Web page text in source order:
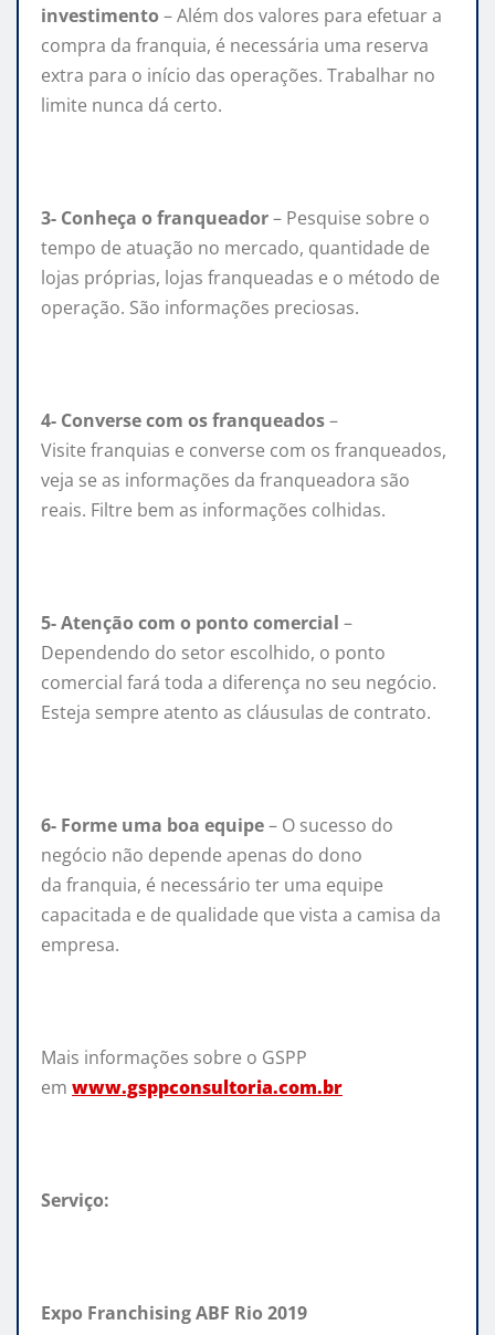
investimento – Além dos valores para efetuar a
compra da franquia, é necessária uma reserva
extra para o início das operações. Trabalhar no
limite nunca dá certo.
3- Conheça o franqueador– Pesquise sobre o
tempo de atuação no mercado, quantidade de
lojas próprias, lojas franqueadas e o método de
operação. São informações preciosas.
4- Converse com os franqueados–
Visite franquias e converse com os franqueados,
veja se as informações da franqueadora são
reais. Filtre bem as informações colhidas.
5- Atenção com o ponto comercial –
Dependendo do setor escolhido, o ponto
comercial fará toda a diferença no seu negócio.
Esteja sempre atento as cláusulas de contrato.
6- Forme uma boa equipe– O sucesso do
negócio não depende apenas do dono
da franquia, é necessário ter uma equipe
capacitada e de qualidade que vista a camisa da
empresa.
Mais informações sobre o GSPP
em www.gsppconsultoria.com.br
Serviço:
Expo Franchising ABF Rio 2019